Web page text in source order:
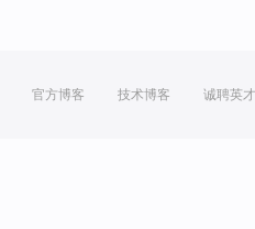
官方博客 技术博客 诚聘英才